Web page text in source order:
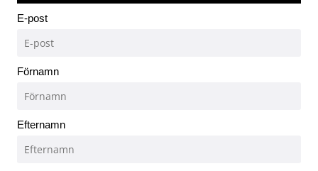
E-post
Förnamn
Efternamn